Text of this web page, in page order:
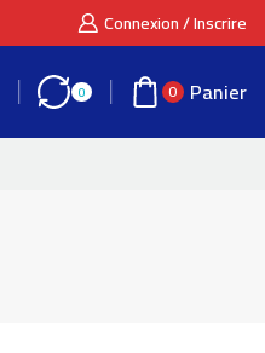
Connexion / Inscrire
0 0 Panier